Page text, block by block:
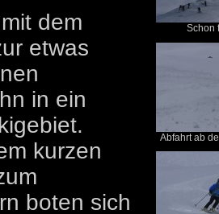
dem
etwas
in ein
kurzen
boten sich
Schon
Abfahrt ab